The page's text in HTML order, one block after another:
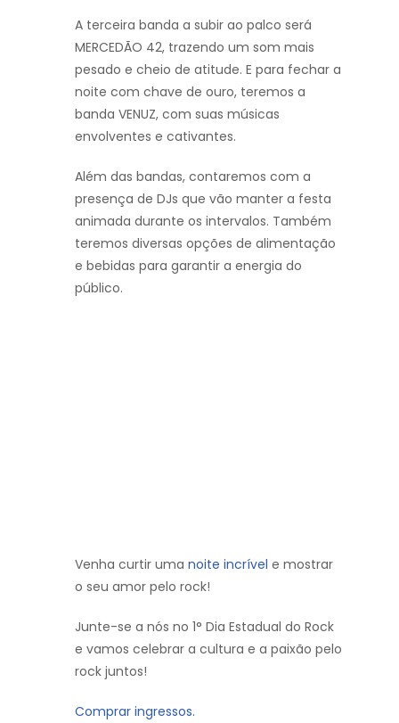
A terceira banda a subir ao palco será
MERCEDÃO 42, trazendo um som mais
pesado e cheio de atitude. E para fechar a
noite com chave de ouro, teremos a
banda VENUZ, com suas músicas
envolventes e cativantes.
Além das bandas, contaremos com a
presença de DJs que vão manter a festa
animada durante os intervalos. Também
teremos diversas opções de alimentação
e bebidas para garantir a energia do
público.
Venha curtir uma noite incrível e mostrar
o seu amor pelo rock!
Junte-se a nós no 1° Dia Estadual do Rock
e vamos celebrar a cultura e a paixão pelo
rock juntos!
Comprar ingressos.